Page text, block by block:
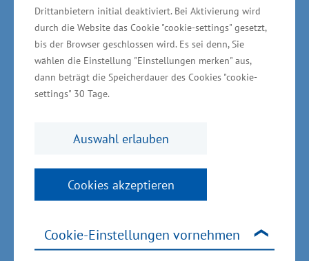
Drittanbietern initial deaktiviert. Bei Aktivierung wird
durch die Website das Cookie "cookie-settings" gesetzt,
bis der Browser geschlossen wird. Es sei denn, Sie
wählen die Einstellung "Einstellungen merken" aus,
dann beträgt die Speicherdauer des Cookies "cookie-
settings" 30 Tage.
Auswahl erlauben
Cookies akzeptieren
Cookie-Einstellungen vornehmen
zwischen Greifswald und Sanitz bewährt.
Aktuell in Prüfung ist die Beschaffung weiterer
Brennstoffzellen-Busse im Rahmen des
HyPerformer-Projektes des Landkreises
Vorpommern-Rügen. Das HyPerfprmer-Projekt
zentralen Wasserstofferzeugungs-, Verteil- und
Bundesfördermitteln in Vorpommern-Rügen.
Die modernen Niederflurbusse verfügen jeweils